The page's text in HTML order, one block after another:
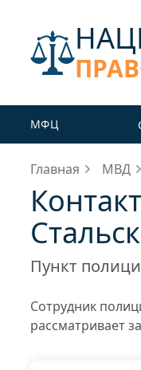
МФЦ
Главная МВД
Пункт
Сотрудник
рассматривает